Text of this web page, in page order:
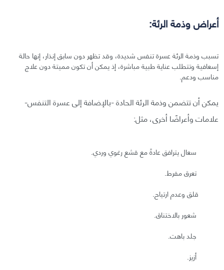
أعراض وذمة الرئة:
تسبب وذمة الرئة عسرة تنفس شديدة، وقد تظهر دون سابق إنذار، إنها حالة
إسعافية وتتطلب عناية طبية مباشرة، إذ يمكن أن تكون مميتة دون علاج
مناسب ودعم.
يمكن أن تتضمن وذمة الرئة الحادة -بالإضافة إلى عسرة التنفس-
علامات وأعراضًا أخرى، مثل:
سعال يترافق عادةً مع قشع رغوي وردي.
تعرق مفرط.
قلق وعدم ارتياح.
شعور بالاختناق.
جلد باهت.
أزيز.